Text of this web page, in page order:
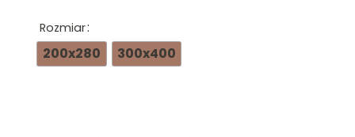
Rozmiar
200x280 300x400